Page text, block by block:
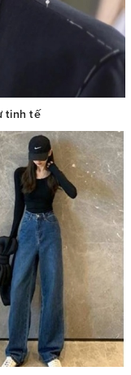
tinh tế